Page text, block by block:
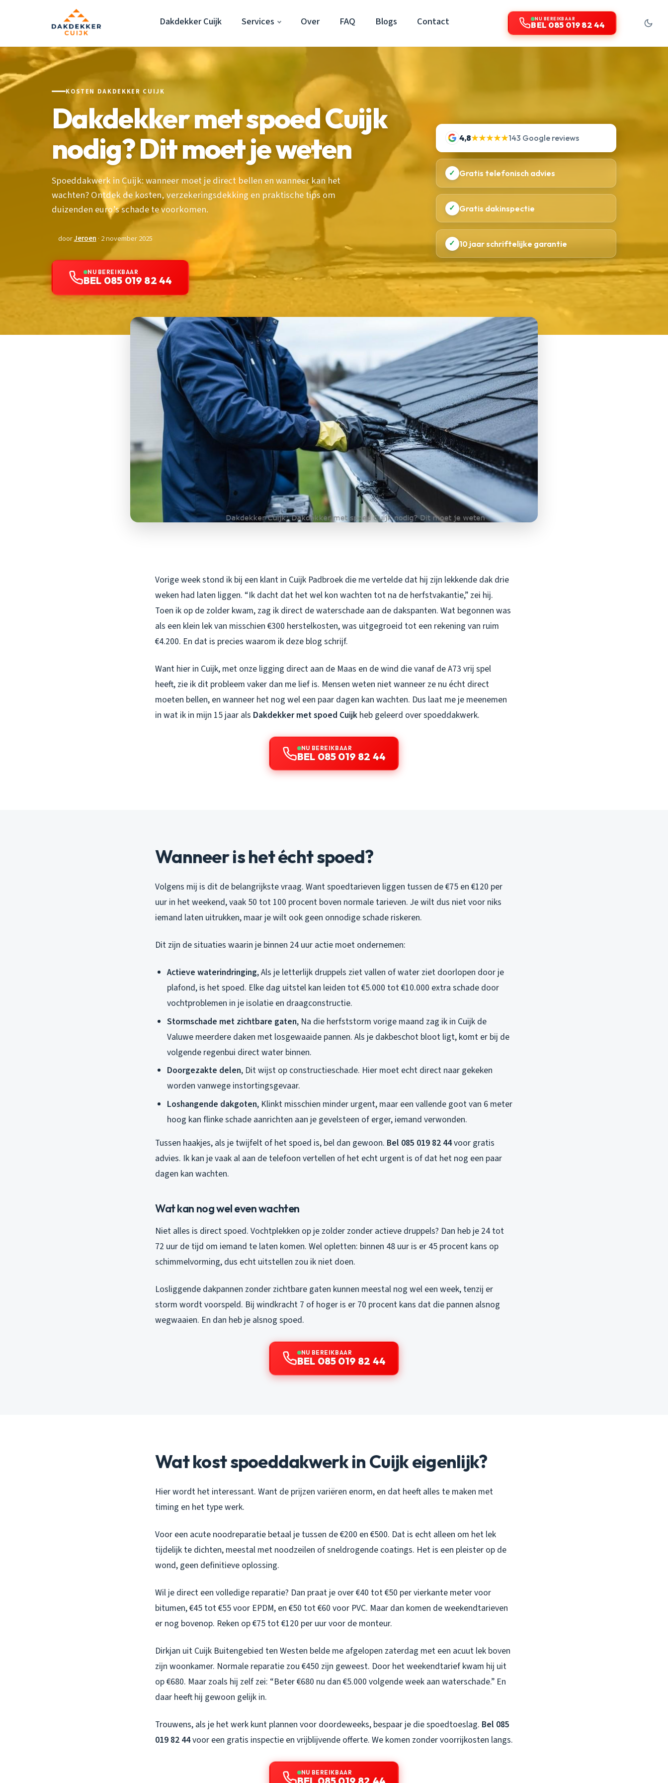
Dakdekker Cuijk Services Over FAQ Blogs Contact NU BEREIKBAAR
BEL 085 019 82 44
KOSTEN DAKDEKKER CUIJK
Dakdekker met spoed Cuijk
nodig? Dit moet je weten
Spoeddakwerk in Cuijk: wanneer moet je direct bellen en wanneer kan het
wachten? Ontdek de kosten, verzekeringsdekking en praktische tips om
duizenden euro’s schade te voorkomen.
doorJeroen · 2 november 2025
NU BEREIKBAAR
BEL 085 019 82 44
4,8★★★★★143 Google reviews
✓ Gratis telefonisch advies
✓ Gratis dakinspectie
✓ 10 jaar schriftelijke garantie
Vorige week stond ik bij een klant in Cuijk Padbroek die me vertelde dat hij zijn lekkende dak drie
weken had laten liggen. “Ik dacht dat het wel kon wachten tot na de herfstvakantie,” zei hij.
Toen ik op de zolder kwam, zag ik direct de waterschade aan de dakspanten. Wat begonnen was
als een klein lek van misschien €300 herstelkosten, was uitgegroeid tot een rekening van ruim
€4.200. En dat is precies waarom ik deze blog schrijf.
Want hier in Cuijk, met onze ligging direct aan de Maas en de wind die vanaf de A73 vrij spel
heeft, zie ik dit probleem vaker dan me lief is. Mensen weten niet wanneer ze nu écht direct
moeten bellen, en wanneer het nog wel een paar dagen kan wachten. Dus laat me je meenemen
in wat ik in mijn 15 jaar als Dakdekker met spoed Cuijk heb geleerd over spoeddakwerk.
NU BEREIKBAAR
BEL 085 019 82 44
Wanneer is het écht spoed?
Volgens mij is dit de belangrijkste vraag. Want spoedtarieven liggen tussen de €75 en €120 per
uur in het weekend, vaak 50 tot 100 procent boven normale tarieven. Je wilt dus niet voor niks
iemand laten uitrukken, maar je wilt ook geen onnodige schade riskeren.
Dit zijn de situaties waarin je binnen 24 uur actie moet ondernemen:
Actieve waterindringing, Als je letterlijk druppels ziet vallen of water ziet doorlopen door je
plafond, is het spoed. Elke dag uitstel kan leiden tot €5.000 tot €10.000 extra schade door
vochtproblemen in je isolatie en draagconstructie.
Stormschade met zichtbare gaten, Na die herfststorm vorige maand zag ik in Cuijk de
Valuwe meerdere daken met losgewaaide pannen. Als je dakbeschot bloot ligt, komt er bij de
volgende regenbui direct water binnen.
Doorgezakte delen, Dit wijst op constructieschade. Hier moet echt direct naar gekeken
worden vanwege instortingsgevaar.
Loshangende dakgoten, Klinkt misschien minder urgent, maar een vallende goot van 6 meter
hoog kan flinke schade aanrichten aan je gevelsteen of erger, iemand verwonden.
Tussen haakjes, als je twijfelt of het spoed is, bel dan gewoon. Bel 085 019 82 44voor gratis
advies. Ik kan je vaak al aan de telefoon vertellen of het echt urgent is of dat het nog een paar
dagen kan wachten.
Wat kan nog wel even wachten
Niet alles is direct spoed. Vochtplekken op je zolder zonder actieve druppels? Dan heb je 24 tot
72 uur de tijd om iemand te laten komen. Wel opletten: binnen 48 uur is er 45 procent kans op
schimmelvorming, dus echt uitstellen zou ik niet doen.
Losliggende dakpannen zonder zichtbare gaten kunnen meestal nog wel een week, tenzij er
storm wordt voorspeld. Bij windkracht 7 of hoger is er 70 procent kans dat die pannen alsnog
wegwaaien. En dan heb je alsnog spoed.
NU BEREIKBAAR
BEL 085 019 82 44
Wat kost spoeddakwerk in Cuijk eigenlijk?
Hier wordt het interessant. Want de prijzen variëren enorm, en dat heeft alles te maken met
timing en het type werk.
Voor een acute noodreparatie betaal je tussen de €200 en €500. Dat is echt alleen om het lek
tijdelijk te dichten, meestal met noodzeilen of sneldrogende coatings. Het is een pleister op de
wond, geen definitieve oplossing.
Wil je direct een volledige reparatie? Dan praat je over €40 tot €50 per vierkante meter voor
bitumen, €45 tot €55 voor EPDM, en €50 tot €60 voor PVC. Maar dan komen de weekendtarieven
er nog bovenop. Reken op €75 tot €120 per uur voor de monteur.
Dirkjan uit Cuijk Buitengebied ten Westen belde me afgelopen zaterdag met een acuut lek boven
zijn woonkamer. Normale reparatie zou €450 zijn geweest. Door het weekendtarief kwam hij uit
op €680. Maar zoals hij zelf zei: “Beter €680 nu dan €5.000 volgende week aan waterschade.” En
daar heeft hij gewoon gelijk in.
Trouwens, als je het werk kunt plannen voor doordeweeks, bespaar je die spoedtoeslag. Bel 085
019 82 44voor een gratis inspectie en vrijblijvende offerte. We komen zonder voorrijkosten langs.
NU BEREIKBAAR